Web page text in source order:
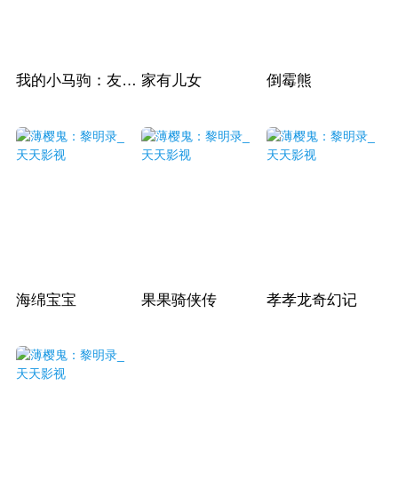
我的小马驹：友谊大魔法第一季 家有儿女 倒霉熊
海绵宝宝 果果骑侠传 孝孝龙奇幻记